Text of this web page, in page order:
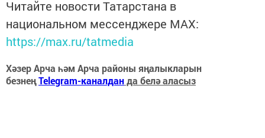
Читайте новости Татарстана в
национальном мессенджере MАХ:
https://max.ru/tatmedia
Хәзер Арча һәм Арча районы яңалыкларын
безнеңTelegram-каналданда белә аласыз